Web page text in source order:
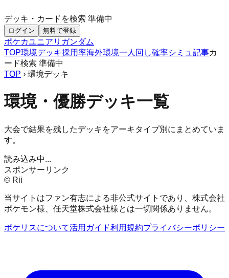
デッキ・カードを検索 準備中
ログイン 無料で登録
ポケカユニアリ ガンダム
TOP環境デッキ採用率海外環境一人回し確率シミュ 記事カ
ード検索 準備中
TOP › 環境デッキ
環境・優勝デッキ一覧
大会で結果を残したデッキをアーキタイプ別にまとめていま
す。
読み込み中...
スポンサーリンク
© Rii
当サイトはファン有志による非公式サイトであり、株式会社
ポケモン様、任天堂株式会社様とは一切関係ありません。
ポケリスについて活用ガイド利用規約プライバシーポリシー